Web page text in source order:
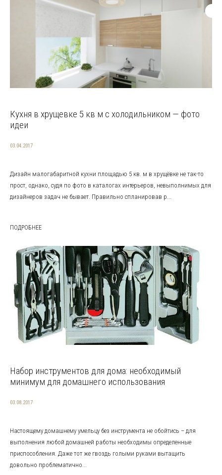
Кухня в хрущевке 5 кв м с холодильником — фото
идеи
03.04.2017
Дизайн малогабаритной кухни площадью 5 кв. м в хрущёвке не так-то
прост, однако, судя по фото в каталогах интерьеров, невыполнимых для
дизайнеров задач не бывает. Правильно спланировав р...
ПОДРОБНЕЕ
Набор инструментов для дома: необходимый
минимум для домашнего использования
03.08.2017
Настоящему домашнему умельцу без инструмента не обойтись – для
выполнения любой домашней работы необходимы определенные
приспособления. Даже тот же гвоздь голыми руками вытащить
довольно проблематично...